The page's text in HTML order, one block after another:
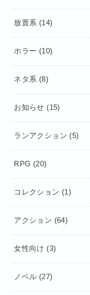
放置系 (14)
ホラー (10)
ネタ系 (8)
お知らせ (15)
ランアクション (5)
RPG (20)
コレクション (1)
アクション (64)
女性向け (3)
ノベル (27)